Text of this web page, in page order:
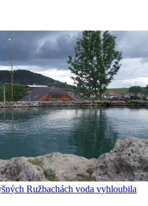
Ružbachách voda vyhloubila